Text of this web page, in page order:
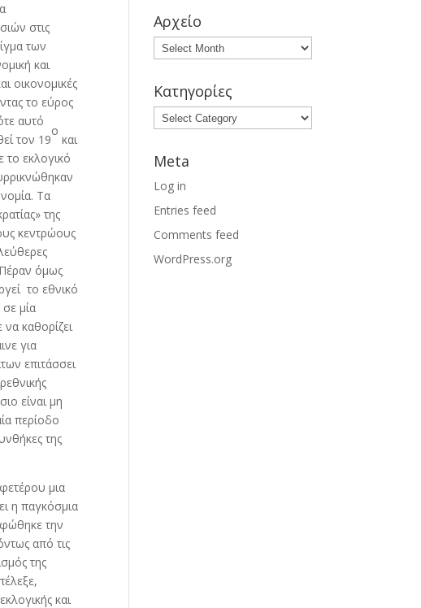
στις
των
και
οικονομικές
το εύρος
αυτό
τον 19
ο
και
το εκλογικό
Τα
της
κεντρώους
Πέραν όμως
το εθνικό
μία
καθορίζει
για
επιτάσσει
είναι μη
περίοδο
της
μια
η παγκόσμια
την
από τις
της
και
Αρχείο
Αρχείο
Κατηγορίες
Κατηγορίες
Meta
Log in
Entries feed
Comments feed
WordPress.org